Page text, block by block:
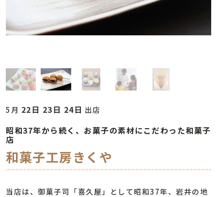
5月 22日 23日 24日 出店
昭和37年から続く、お菓子の素材にこだわった和菓子
店
和菓子工房きくや
当店は、御菓子司「喜久屋」として昭和37年、岩井の地